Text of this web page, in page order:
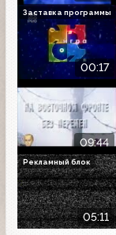
00:17
Заставка программы
09:44
05:11
Рекламный блок